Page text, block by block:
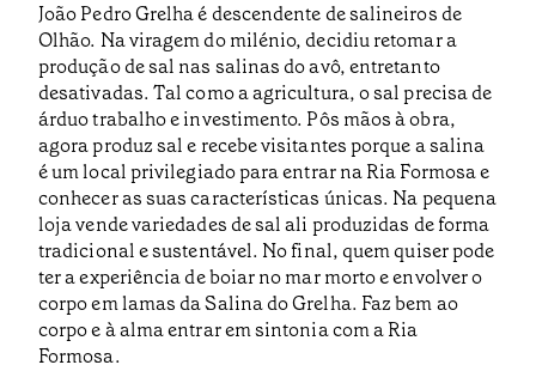
João Pedro Grelha é descendente de salineiros de
Olhão. Na viragem do milénio, decidiu retomar a
produção de sal nas salinas do avô, entretanto
desativadas. Tal como a agricultura, o sal precisa de
árduo trabalho e investimento. Pôs mãos à obra,
agora produz sal e recebe visitantes porque a salina
é um local privilegiado para entrar na Ria Formosa e
conhecer as suas características únicas. Na pequena
loja vende variedades de sal ali produzidas de forma
tradicional e sustentável. No final, quem quiser pode
ter a experiência de boiar no mar morto e envolver o
corpo em lamas da Salina do Grelha. Faz bem ao
corpo e à alma entrar em sintonia com a Ria
Formosa.